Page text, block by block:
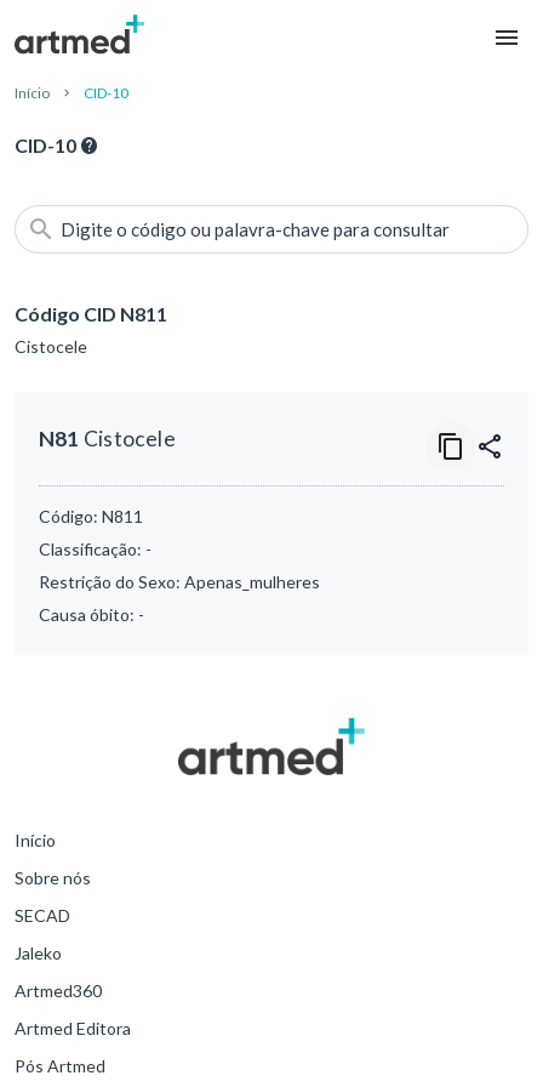
Início CID-10
CID-10
Digite o código ou palavra-chave para consultar
Código CID N811
Cistocele
N81 Cistocele
Código: N811
Classificação: -
Restrição do Sexo: Apenas_mulheres
Causa óbito: -
Início
Sobre nós
SECAD
Jaleko
Artmed360
Artmed Editora
Pós Artmed